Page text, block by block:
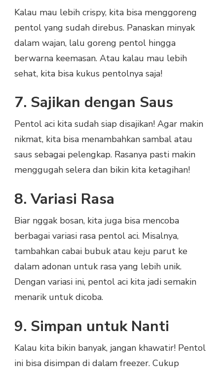
Kalau mau lebih crispy, kita bisa menggoreng
pentol yang sudah direbus. Panaskan minyak
dalam wajan, lalu goreng pentol hingga
berwarna keemasan. Atau kalau mau lebih
sehat, kita bisa kukus pentolnya saja!
7. Sajikan dengan Saus
Pentol aci kita sudah siap disajikan! Agar makin
nikmat, kita bisa menambahkan sambal atau
saus sebagai pelengkap. Rasanya pasti makin
menggugah selera dan bikin kita ketagihan!
8. Variasi Rasa
Biar nggak bosan, kita juga bisa mencoba
berbagai variasi rasa pentol aci. Misalnya,
tambahkan cabai bubuk atau keju parut ke
dalam adonan untuk rasa yang lebih unik.
Dengan variasi ini, pentol aci kita jadi semakin
menarik untuk dicoba.
9. Simpan untuk Nanti
Kalau kita bikin banyak, jangan khawatir! Pentol
ini bisa disimpan di dalam freezer. Cukup